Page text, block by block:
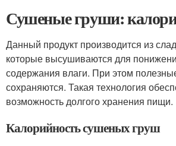
Сушеные груши:
Данный продукт производится из
которые высушиваются для
содержания влаги. При этом
сохраняются. Такая технология
возможность долгого хранения пищи.
Калорийность сушеных груш